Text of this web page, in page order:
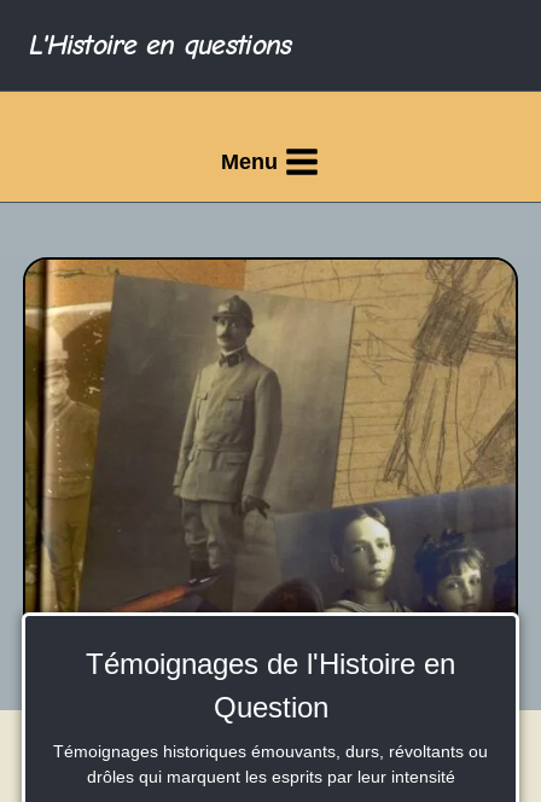
L'Histoire en questions
Menu
Témoignages de l'Histoire en
Question
Témoignages historiques émouvants, durs, révoltants ou
drôles qui marquent les esprits par leur intensité